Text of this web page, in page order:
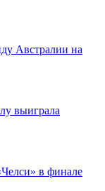
Австралии на
выиграла
в финале